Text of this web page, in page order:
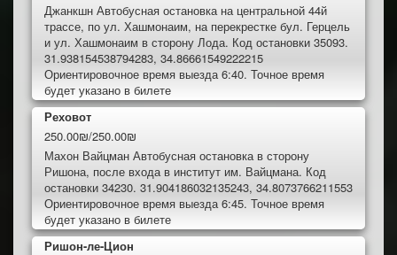
Джанкшн Автобусная остановка на центральной 44й
трассе, по ул. Хашмонаим, на перекрестке бул. Герцель
и ул. Хашмонаим в сторону Лода. Код остановки 35093.
31.938154538794283, 34.86661549222215
Ориентировочное время выезда 6:40. Точное время
будет указано в билете
Реховот
250.00₪/250.00₪
Махон Вайцман Автобусная остановка в сторону
Ришона, после входа в институт им. Вайцмана. Код
остановки 34230. 31.904186032135243, 34.8073766211553
Ориентировочное время выезда 6:45. Точное время
будет указано в билете
Ришон-ле-Цион